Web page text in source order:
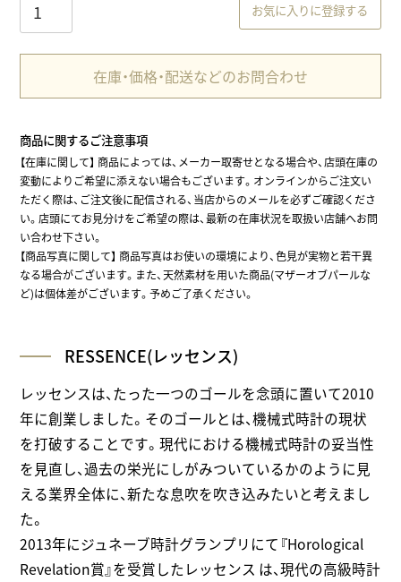
お気に入りに登録する
在庫・価格・配送などのお問合わせ
商品に関するご注意事項
【在庫に関して】商品によっては、メーカー取寄せとなる場合や、店頭在庫の
変動によりご希望に添えない場合もございます。オンラインからご注文い
ただく際は、ご注文後に配信される、当店からのメールを必ずご確認くださ
い。店頭にてお見分けをご希望の際は、最新の在庫状況を取扱い店舗へお問
い合わせ下さい。
【商品写真に関して】 商品写真はお使いの環境により、色見が実物と若干異
なる場合がございます。また、天然素材を用いた商品(マザーオブパールな
ど)は個体差がございます。予めご了承ください。
RESSENCE(レッセンス)
レッセンスは、たった一つのゴールを念頭に置いて2010
年に創業しました。そのゴールとは、機械式時計の現状
を打破することです。現代における機械式時計の妥当性
を見直し、過去の栄光にしがみついているかのように見
える業界全体に、新たな息吹を吹き込みたいと考えまし
た。
2013年にジュネーブ時計グランプリにて『Horological
Revelation賞』を受賞したレッセンス は、現代の高級時計